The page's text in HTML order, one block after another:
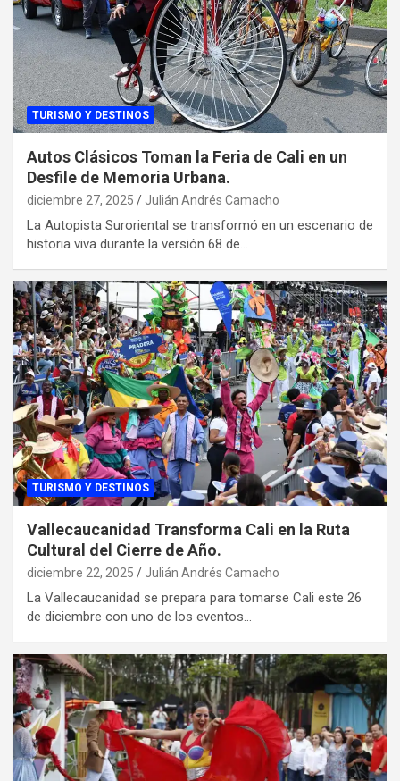
TURISMO Y DESTINOS
Autos Clásicos Toman la Feria de Cali en un
Desfile de Memoria Urbana.
diciembre 27, 2025 Julián Andrés Camacho
La Autopista Suroriental se transformó en un escenario de
historia viva durante la versión 68 de…
TURISMO Y DESTINOS
Vallecaucanidad Transforma Cali en la Ruta
Cultural del Cierre de Año.
diciembre 22, 2025 Julián Andrés Camacho
La Vallecaucanidad se prepara para tomarse Cali este 26
de diciembre con uno de los eventos…